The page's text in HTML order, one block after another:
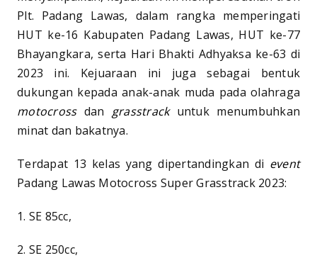
Plt. Padang Lawas, dalam rangka memperingati
HUT ke-16 Kabupaten Padang Lawas, HUT ke-77
Bhayangkara, serta Hari Bhakti Adhyaksa ke-63 di
2023 ini. Kejuaraan ini juga sebagai bentuk
dukungan kepada anak-anak muda pada olahraga
motocrossdan grasstrackuntuk menumbuhkan
minat dan bakatnya.
Terdapat 13 kelas yang dipertandingkan di event
Padang Lawas Motocross Super Grasstrack 2023:
1. SE 85cc,
2. SE 250cc,